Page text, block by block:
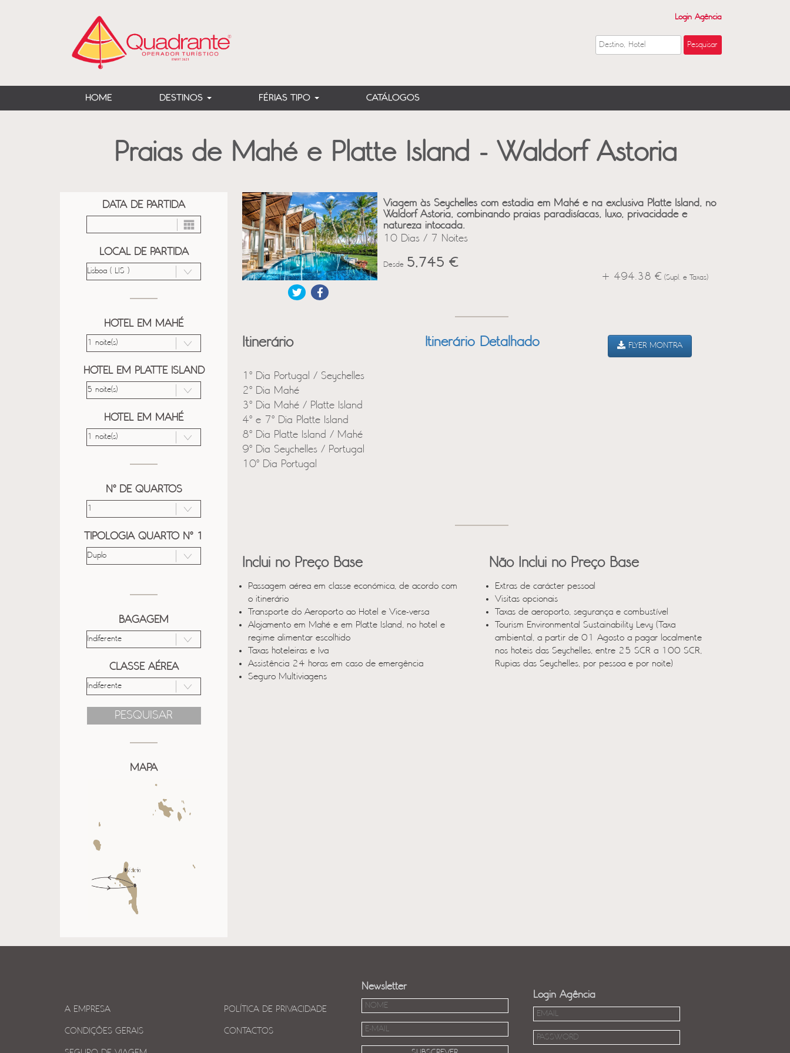
Login Agência
HOME DESTINOS FÉRIAS TIPO CATÁLOGOS
Praias de Mahé e Platte Island - Waldorf Astoria
DATA DE PARTIDA
LOCAL DE PARTIDA
HOTEL EM MAHÉ
HOTEL EM PLATTE ISLAND
HOTEL EM MAHÉ
Nº DE QUARTOS
TIPOLOGIA QUARTO Nº 1
BAGAGEM
CLASSE AÉREA
PESQUISAR
MAPA
Viagem às Seychelles com estadia em Mahé e na exclusiva Platte Island, no
Waldorf Astoria, combinando praias paradisíacas, luxo, privacidade e
natureza intocada.
10 Dias / 7 Noites
Desde 5,745 €
+ 494.38 € (Supl. e Taxas)
Itinerário Itinerário Detalhado FLYER MONTRA
1º Dia Portugal / Seychelles
2º Dia Mahé
3º Dia Mahé / Platte Island
4º e 7º Dia Platte Island
8º Dia Platte Island / Mahé
9º Dia Seychelles / Portugal
10º Dia Portugal
Inclui no Preço Base
Passagem aérea em classe económica, de acordo com
o itinerário
Transporte do Aeroporto ao Hotel e Vice-versa
Alojamento em Mahé e em Platte Island, no hotel e
regime alimentar escolhido
Taxas hoteleiras e Iva
Assistência 24 horas em caso de emergência
Seguro Multiviagens
Não Inclui no Preço Base
Extras de carácter pessoal
Visitas opcionais
Taxas de aeroporto, segurança e combustível
Tourism Environmental Sustainability Levy (Taxa
ambiental, a partir de 01 Agosto a pagar localmente
nos hoteis das Seychelles, entre 25 SCR a 100 SCR,
Rupias das Seychelles, por pessoa e por noite)
A EMPRESA
CONDIÇÕES GERAIS
POLÍTICA DE PRIVACIDADE
CONTACTOS
Newsletter
Login Agência